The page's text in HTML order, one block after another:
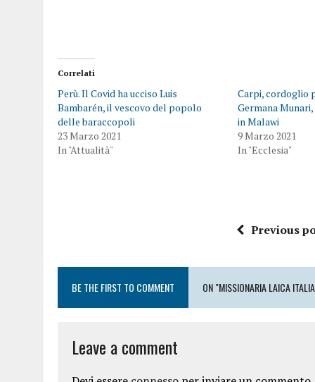
Correlati
Perù. Il Covid ha ucciso Luis
Bambarén, il vescovo del popolo
delle baraccopoli
23 Marzo 2021
In "Attualità"
Carpi, cordoglio
Germana
in Malawi
9 Marzo 2021
In "Ecclesia"
Previous
BE THE FIRST TO COMMENT ON "MISSIONARIA LAICA
Leave a comment